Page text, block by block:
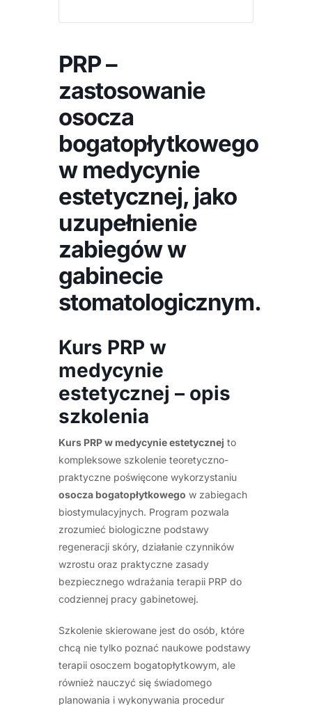
PRP –
zastosowanie
osocza
bogatopłytkowego
w medycynie
estetycznej, jako
uzupełnienie
zabiegów w
gabinecie
stomatologicznym.
Kurs PRP w
medycynie
estetycznej – opis
szkolenia
Kurs PRP w medycynie estetycznej to
kompleksowe szkolenie teoretyczno-
praktyczne poświęcone wykorzystaniu
osocza bogatopłytkowego w zabiegach
biostymulacyjnych. Program pozwala
zrozumieć biologiczne podstawy
regeneracji skóry, działanie czynników
wzrostu oraz praktyczne zasady
bezpiecznego wdrażania terapii PRP do
codziennej pracy gabinetowej.
Szkolenie skierowane jest do osób, które
chcą nie tylko poznać naukowe podstawy
terapii osoczem bogatopłytkowym, ale
również nauczyć się świadomego
planowania i wykonywania procedur